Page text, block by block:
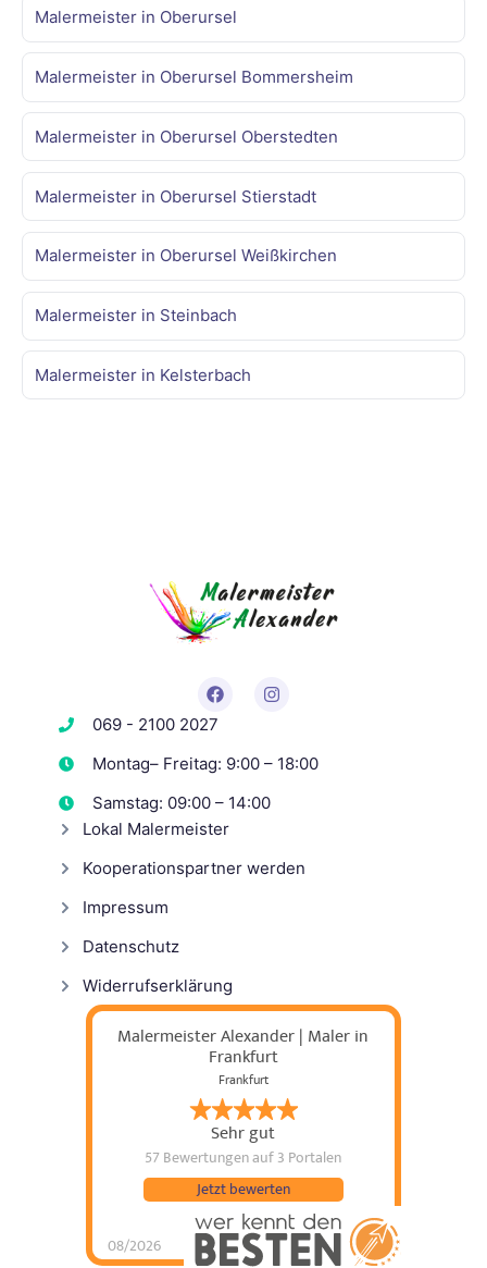
Malermeister in Oberursel
Malermeister in Oberursel Bommersheim
Malermeister in Oberursel Oberstedten
Malermeister in Oberursel Stierstadt
Malermeister in Oberursel Weißkirchen
Malermeister in Steinbach
Malermeister in Kelsterbach
069 - 2100 2027
Montag– Freitag: 9:00 – 18:00
Samstag: 09:00 – 14:00
Lokal Malermeister
Kooperationspartner werden
Impressum
Datenschutz
Widerrufserklärung
Malermeister Alexander | Maler in
Frankfurt
Frankfurt
Sehr gut
57 Bewertungenauf 3 Portalen
08/2026
Jetzt bewerten
Malermeister